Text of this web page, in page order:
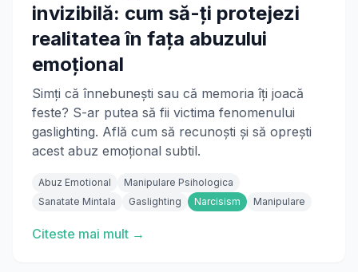
invizibilă: cum să-ți protejezi
realitatea în fața abuzului
emoțional
Simți că înnebunești sau că memoria îți joacă
feste? S-ar putea să fii victima fenomenului
gaslighting. Află cum să recunoști și să oprești
acest abuz emoțional subtil.
Abuz Emotional
Manipulare Psihologica
Sanatate Mintala
Gaslighting Narcisism Manipulare
Citeste mai mult →